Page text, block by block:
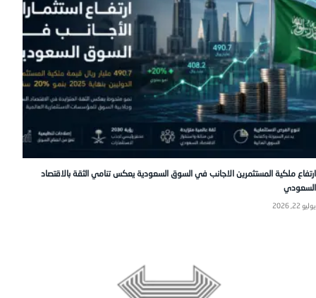
ارتفاع ملكية المستثمرين الاجانب في السوق السعودية يعكس تنامي الثقة بالاقتصاد
السعودي
يوليو 22, 2026